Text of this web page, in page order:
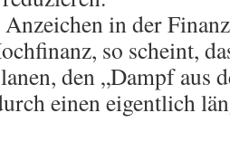
Anzeichen in der
so scheint,
den „Dampf aus
einen eigentlich